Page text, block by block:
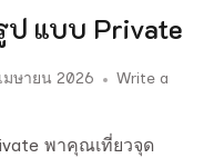
ป แบบ Private
มษายน 2026
Write a
พาคุณเที่ยวจุด